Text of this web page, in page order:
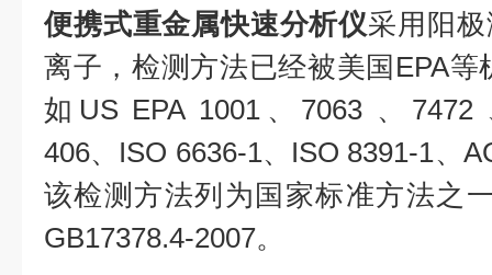
便携式重金属快速分析仪采用阳
离子，检测方法已经被美国EPA
如US EPA 1001、7063 、7472
406、ISO 6636-1、ISO 8391-1、
该检测方法列为国家标准方法之
GB17378.4-2007。